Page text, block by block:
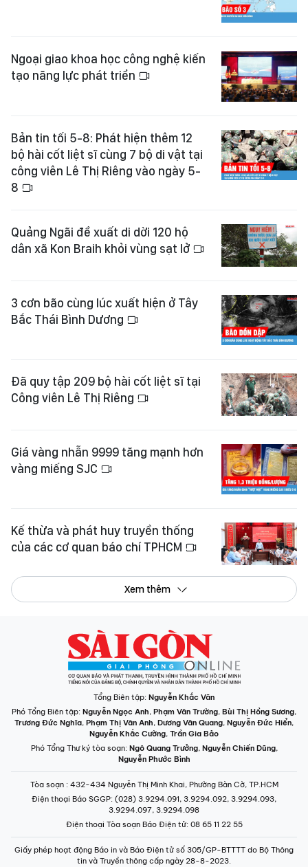
Ngoại giao khoa học công nghệ kiến
tạo năng lực phát triển
Bản tin tối 5-8: Phát hiện thêm 12
bộ hài cốt liệt sĩ cùng 7 bộ di vật tại
công viên Lê Thị Riêng vào ngày 5-
8
Quảng Ngãi đề xuất di dời 120 hộ
dân xã Kon Braih khỏi vùng sạt lở
3 cơn bão cùng lúc xuất hiện ở Tây
Bắc Thái Bình Dương
Đã quy tập 209 bộ hài cốt liệt sĩ tại
Công viên Lê Thị Riêng
Giá vàng nhẫn 9999 tăng mạnh hơn
vàng miếng SJC
Kế thừa và phát huy truyền thống
của các cơ quan báo chí TPHCM
Xem thêm
Tổng Biên tập: Nguyễn Khắc Văn
Phó Tổng Biên tập: Nguyễn Ngọc Anh, Phạm Văn Trường, Bùi Thị Hồng Sương,
Trương Đức Nghĩa, Phạm Thị Vân Anh, Dương Văn Quang, Nguyễn Đức Hiển,
Nguyễn Khắc Cường, Trần Gia Bảo
Phó Tổng Thư ký tòa soạn: Ngô Quang Trưởng, Nguyễn Chiến Dũng,
Nguyễn Phước Bình
Tòa soạn : 432-434 Nguyễn Thị Minh Khai, Phường Bàn Cờ, TP.HCM
Điện thoại Báo SGGP: (028) 3.9294.091, 3.9294.092, 3.9294.093,
3.9294.097, 3.9294.098
Điện thoại Tòa soạn Báo Điện tử: 08 65 11 22 55
Giấy phép hoạt động Báo in và Báo Điện tử số 305/GP-BTTTT do Bộ Thông
tin và Truyền thông cấp ngày 28-8-2023.